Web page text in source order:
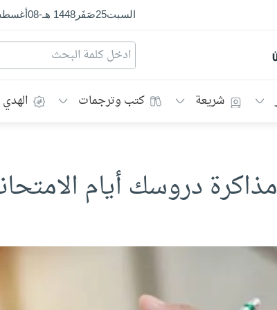
السبت25صَفَر1448 هـ -
08
شريعة كتب وترجمات
دروسك أيام